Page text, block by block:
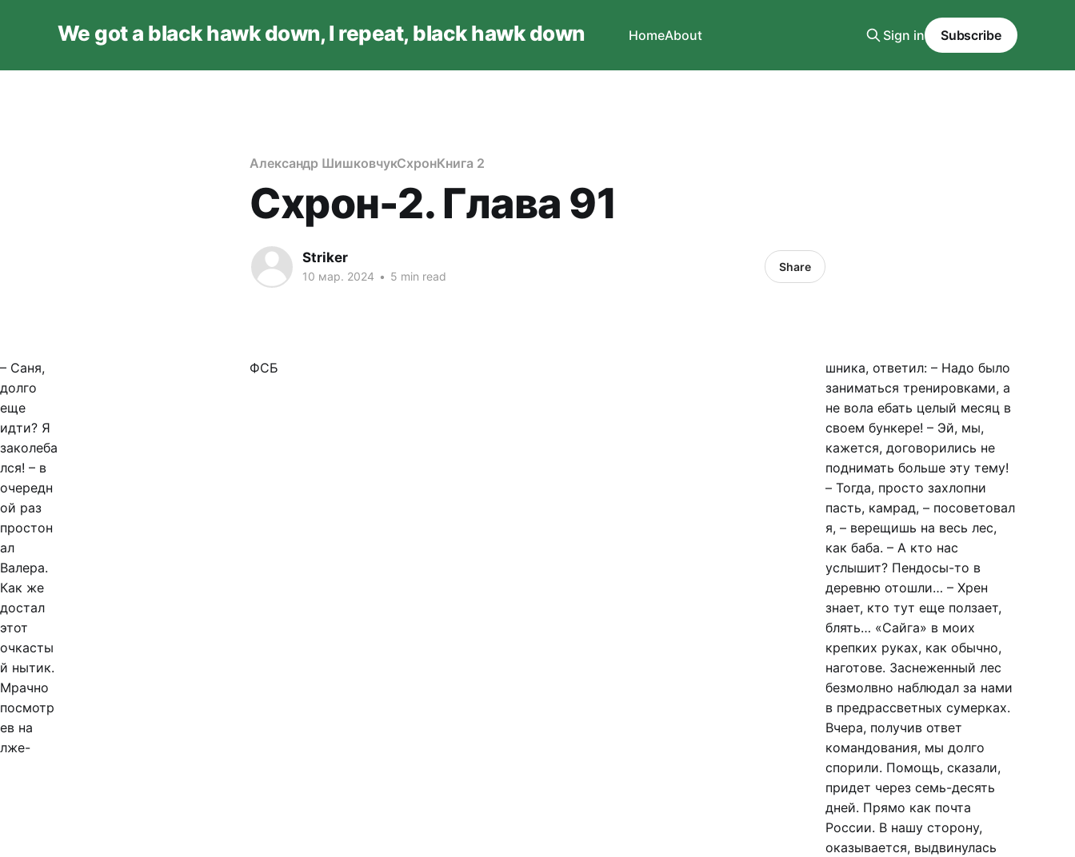
We got a black hawk down, I repeat, black hawk down HomeAbout Sign in Subscribe
Александр ШишковчукСхронКнига 2
Схрон-2. Глава 91
Striker
10 мар. 2024 • 5 min read
Share
– Саня,
долго
еще
идти? Я
заколеба
лся! – в
очередн
ой раз
простон
ал
Валера.
Как же
достал
этот
очкасты
й нытик.
Мрачно
посмотр
ев на
лже-
ФСБ
шника, ответил: – Надо было
заниматься тренировками, а
не вола ебать целый месяц в
своем бункере! – Эй, мы,
кажется, договорились не
поднимать больше эту тему!
– Тогда, просто захлопни
пасть, камрад, – посоветовал
я, – верещишь на весь лес,
как баба. – А кто нас
услышит? Пендосы-то в
деревню отошли… – Хрен
знает, кто тут еще ползает,
блять… «Сайга» в моих
крепких руках, как обычно,
наготове. Заснеженный лес
безмолвно наблюдал за нами
в предрассветных сумерках.
Вчера, получив ответ
командования, мы долго
спорили. Помощь, сказали,
придет через семь-десять
дней. Прямо как почта
России. В нашу сторону,
оказывается, выдвинулась